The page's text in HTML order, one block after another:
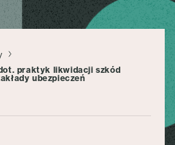
praktyk likwidacji szkód
ubezpieczeń